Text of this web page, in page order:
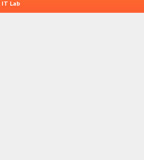
Lab